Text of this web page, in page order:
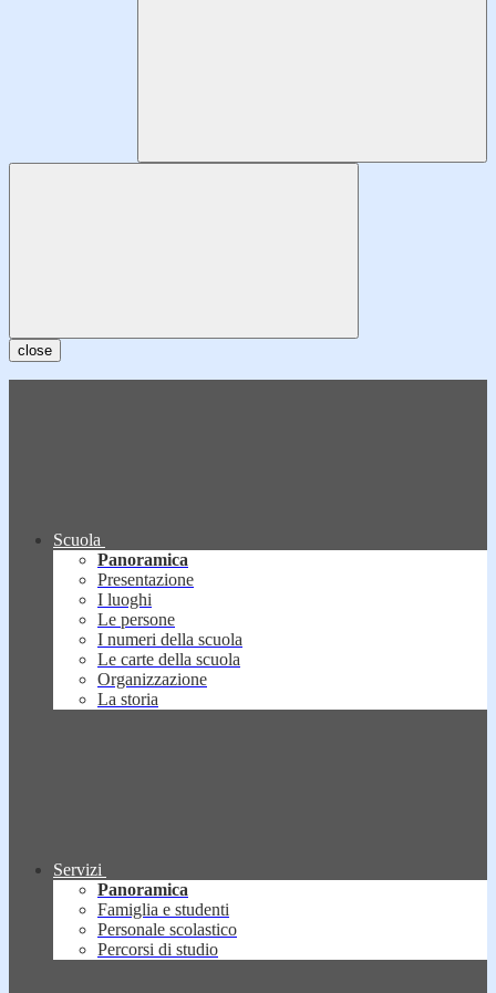
close
Scuola
Panoramica
Presentazione
I luoghi
Le persone
I numeri della scuola
Le carte della scuola
Organizzazione
La storia
Servizi
Panoramica
Famiglia e studenti
Personale scolastico
Percorsi di studio